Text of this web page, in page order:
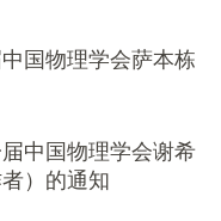
国物理学会萨本栋
中国物理学会谢希
）的通知